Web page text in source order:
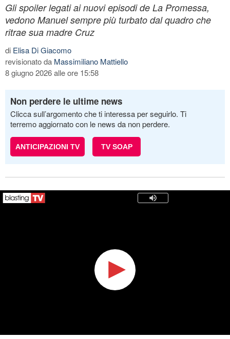
Gli spoiler legati ai nuovi episodi de La Promessa,
vedono Manuel sempre più turbato dal quadro che
ritrae sua madre Cruz
di Elisa Di Giacomo
revisionato da Massimiliano Mattiello
8 giugno 2026 alle ore 15:58
Non perdere le ultime news
Clicca sull’argomento che ti interessa per seguirlo. Ti
terremo aggiornato con le news da non perdere.
ANTICIPAZIONI TV TV SOAP